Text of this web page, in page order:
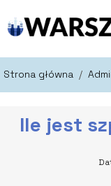
Strona główna /
Ile jest